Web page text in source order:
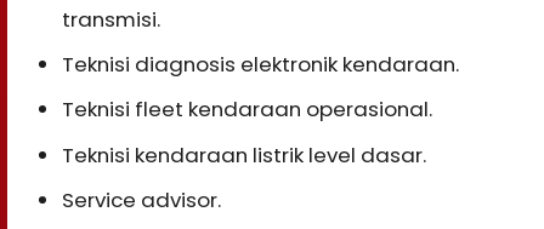
transmisi.
Teknisi diagnosis elektronik kendaraan.
Teknisi fleet kendaraan operasional.
Teknisi kendaraan listrik level dasar.
Service advisor.